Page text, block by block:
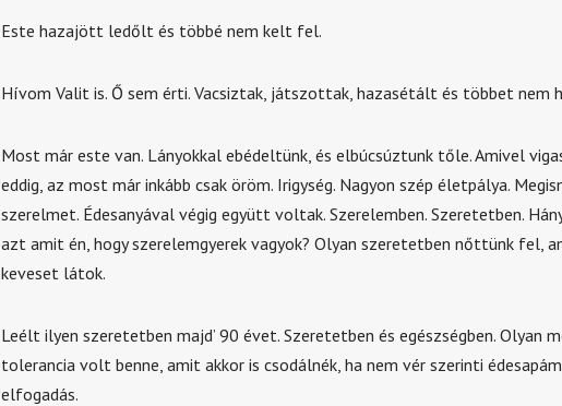
Este hazajött ledőlt és többé nem kelt fel.
Hívom Valit is. Ő sem érti. Vacsiztak, játszottak, hazasétált és többet
Most már este van. Lányokkal ebédeltünk, és elbúcsúztunk tőle. Amivel
eddig, az most már inkább csak öröm. Irigység. Nagyon szép életpálya.
szerelmet. Édesanyával végig együtt voltak. Szerelemben. Szeretetben.
azt amit én, hogy szerelemgyerek vagyok? Olyan szeretetben nőttünk fel,
keveset látok.
Leélt ilyen szeretetben majd’ 90 évet. Szeretetben és egészségben. Olyan
tolerancia volt benne, amit akkor is csodálnék, ha nem vér szerinti
elfogadás.